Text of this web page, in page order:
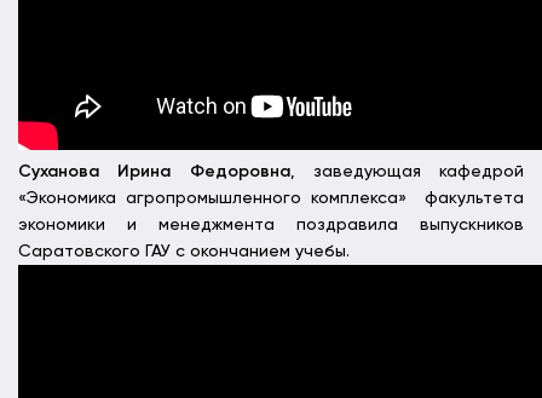
Суханова Ирина Федоровна, заведующая кафедрой
«Экономика агропромышленного комплекса» факультета
экономики и менеджмента поздравила выпускников
Саратовского ГАУ с окончанием учебы.